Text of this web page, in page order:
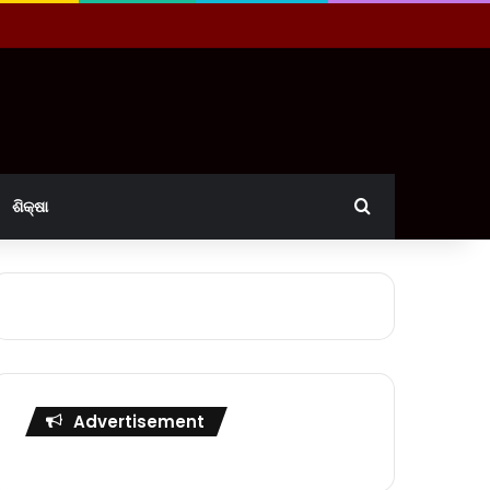
ଶିକ୍ଷା Search for
Advertisement